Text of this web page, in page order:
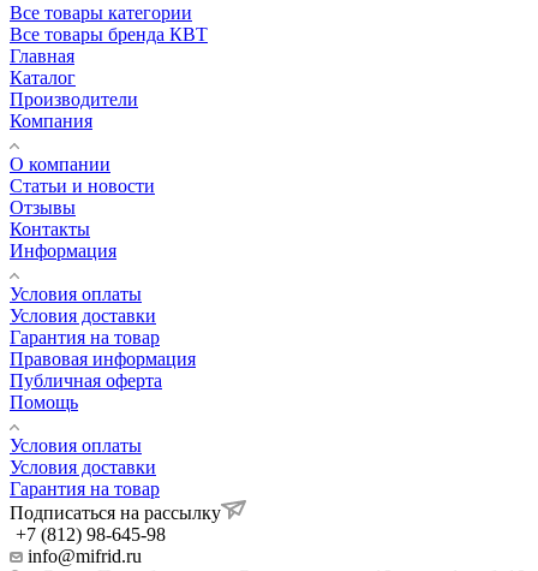
Все товары категории
Все товары бренда КВТ
Главная
Каталог
Производители
Компания
О компании
Статьи и новости
Отзывы
Контакты
Информация
Условия оплаты
Условия доставки
Гарантия на товар
Правовая информация
Публичная оферта
Помощь
Условия оплаты
Условия доставки
Гарантия на товар
Подписаться на рассылку
+7 (812) 98-645-98
info@mifrid.ru